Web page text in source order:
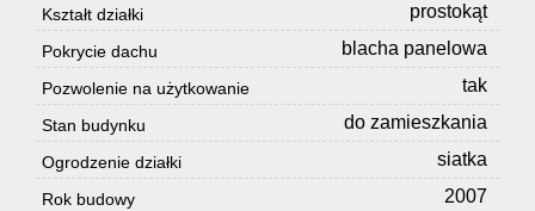
Kształt działki prostokąt
Pokrycie dachu blacha panelowa
Pozwolenie na użytkowanie tak
Stan budynku do zamieszkania
Ogrodzenie działki siatka
Rok budowy 2007